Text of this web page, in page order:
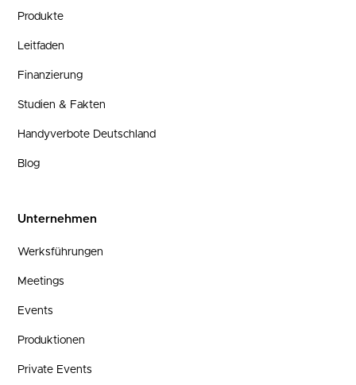
Produkte
Leitfaden
Finanzierung
Studien & Fakten
Handyverbote Deutschland
Blog
Unternehmen
Werksführungen
Meetings
Events
Produktionen
Private Events